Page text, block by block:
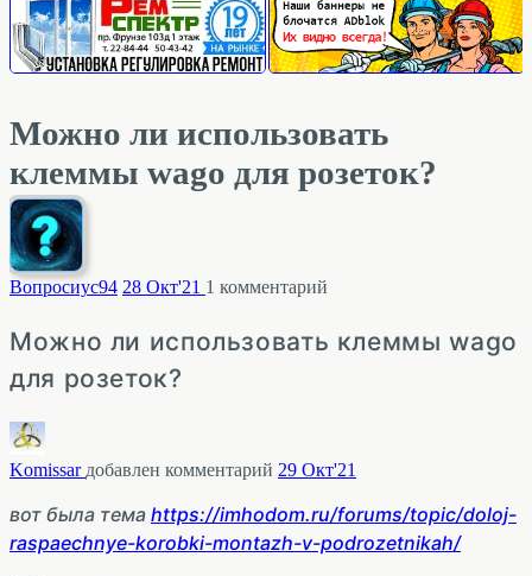
Можно ли использовать
клеммы wago для розеток?
Вопросиус94 28 Окт'21 1 комментарий
Можно ли использовать клеммы wago
для розеток?
Komissar добавлен комментарий 29 Окт'21
вот была тема https://imhodom.ru/forums/topic/doloj-
raspaechnye-korobki-montazh-v-podrozetnikah/